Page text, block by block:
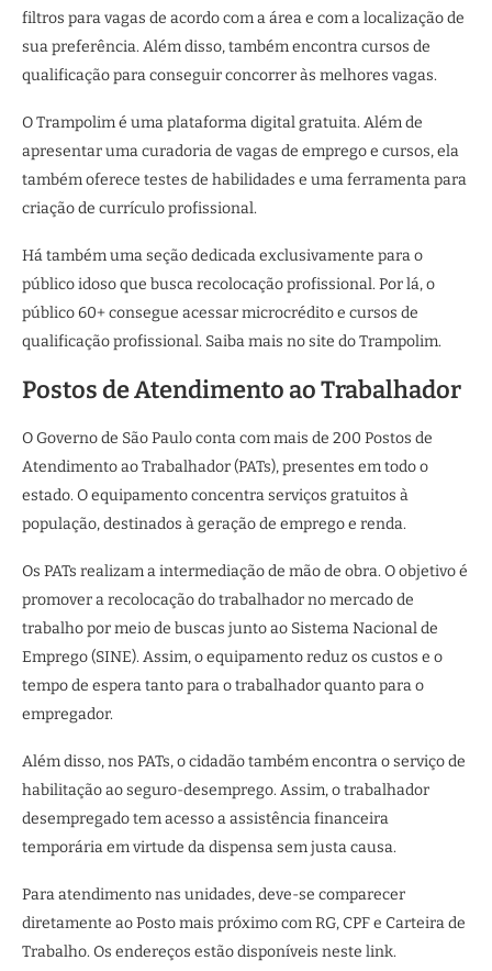
filtros para vagas de acordo com a área e com a localização de
sua preferência. Além disso, também encontra cursos de
qualificação para conseguir concorrer às melhores vagas.
O Trampolim é uma plataforma digital gratuita. Além de
apresentar uma curadoria de vagas de emprego e cursos, ela
também oferece testes de habilidades e uma ferramenta para
criação de currículo profissional.
Há também uma seção dedicada exclusivamente para o
público idoso que busca recolocação profissional. Por lá, o
público 60+ consegue acessar microcrédito e cursos de
qualificação profissional. Saiba mais no site do Trampolim.
Postos de Atendimento ao Trabalhador
O Governo de São Paulo conta com mais de 200 Postos de
Atendimento ao Trabalhador (PATs), presentes em todo o
estado. O equipamento concentra serviços gratuitos à
população, destinados à geração de emprego e renda.
Os PATs realizam a intermediação de mão de obra. O objetivo é
promover a recolocação do trabalhador no mercado de
trabalho por meio de buscas junto ao Sistema Nacional de
Emprego (SINE). Assim, o equipamento reduz os custos e o
tempo de espera tanto para o trabalhador quanto para o
empregador.
Além disso, nos PATs, o cidadão também encontra o serviço de
habilitação ao seguro-desemprego. Assim, o trabalhador
desempregado tem acesso a assistência financeira
temporária em virtude da dispensa sem justa causa.
Para atendimento nas unidades, deve-se comparecer
diretamente ao Posto mais próximo com RG, CPF e Carteira de
Trabalho. Os endereços estão disponíveis neste link.